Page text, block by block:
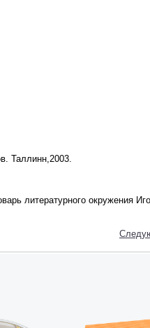
Таллинн,2003.
литературного окружения